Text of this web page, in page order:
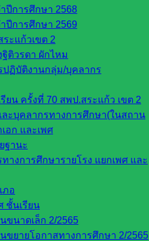
ปีการศึกษา 2568
ปีการศึกษา 2569
ะแก้วเขต 2
ติวรดา ผักไหม
ฏิบัติงานกลุ่ม/บุคลากร
ยน ครั้งที่ 70 สพป.สระแก้ว เขต 2
ะบุคลากรทางการศึกษา(ในสถาน
อก และเพศ
ฐานะ
างการศึกษารายโรง แยกเพศ และ
ภอ
ชั้นเรียน
ขนาดเล็ก 2/2565
ขยายโอกาสทางการศึกษา 2/2565